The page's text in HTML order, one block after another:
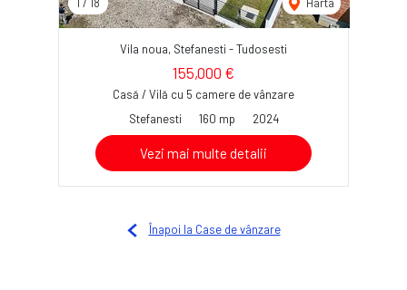
Vila noua, Stefanesti - Tudosesti
155,000 €
Casă / Vilă cu 5 camere de vânzare
Stefanesti
160 mp 2024
Vezi mai multe detalii
Înapoi la Case de vânzare